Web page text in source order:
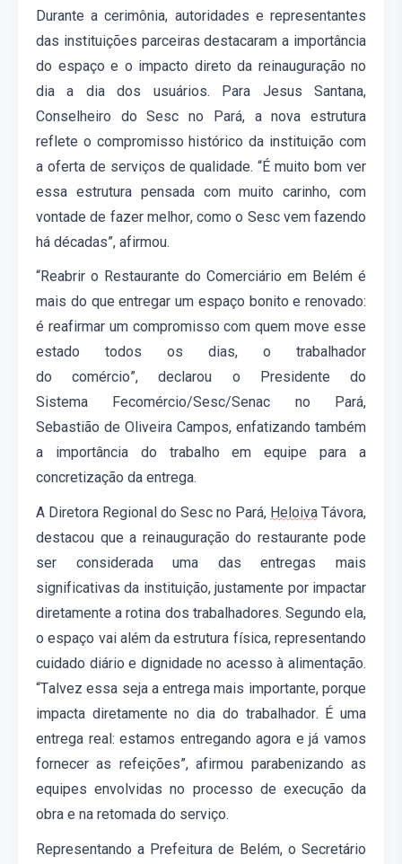
Durante a cerimônia, autoridades e representantes
das instituições parceiras destacaram a importância
do espaço e o impacto direto da reinauguração no
dia a dia dos usuários. Para Jesus Santana,
Conselheiro do Sesc no Pará, a nova estrutura
reflete o compromisso histórico da instituição com
a oferta de serviços de qualidade. “É muito bom ver
essa estrutura pensada com muito carinho, com
vontade de fazer melhor, como o Sesc vem fazendo
há décadas”, afirmou.
“Reabrir o Restaurante do Comerciário em Belém é
mais do que entregar um espaço bonito e renovado:
é reafirmar um compromisso com quem move esse
estado todos os dias, o trabalhador
docomércio”,declarou o Presidente do
Sistema
Fecomércio/Sesc/Senac no Pará,
Sebastião de Oliveira Campos, enfatizando também
a importância do trabalho em equipe para a
concretização da entrega.
A Diretora Regional do Sesc no Pará, Heloiva Távora,
destacou que a reinauguração do restaurante pode
ser considerada uma das entregas mais
significativas da instituição, justamente por impactar
diretamente a rotina dos trabalhadores. Segundo ela,
o espaço vai além da estrutura física, representando
cuidado diário e dignidade no acesso à alimentação.
“Talvez essa seja a entrega mais importante, porque
impacta diretamente no dia do trabalhador. É uma
entrega real: estamos entregando agora e já vamos
fornecer as refeições”, afirmou parabenizando as
equipes envolvidas no processo de execução da
obra e na retomada do serviço.
Representando a Prefeitura de Belém, o Secretário